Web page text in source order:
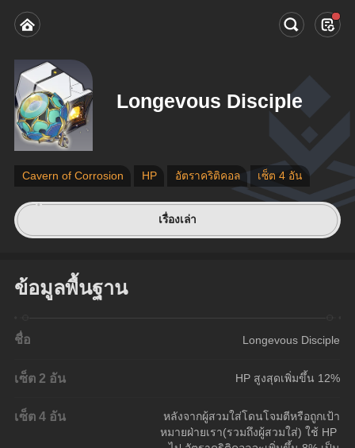
Longevous Disciple
Cavern of Corrosion HP อัตราคริติคอล เซ็ต 4 อัน
เรื่องเล่า
ข้อมูลพื้นฐาน
ชื่อ Longevous Disciple
เซ็ต 2 อัน HP สูงสุดเพิ่มขึ้น 12%
เซ็ต 4 อัน
หลังจากผู้สวมใส่โดนโจมตีหรือถูกเป้า
หมายฝ่ายเรา(รวมถึงผู้สวมใส่) ใช้ HP